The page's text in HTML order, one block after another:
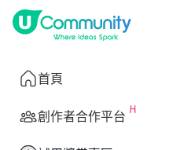
首頁
創作者合作平台